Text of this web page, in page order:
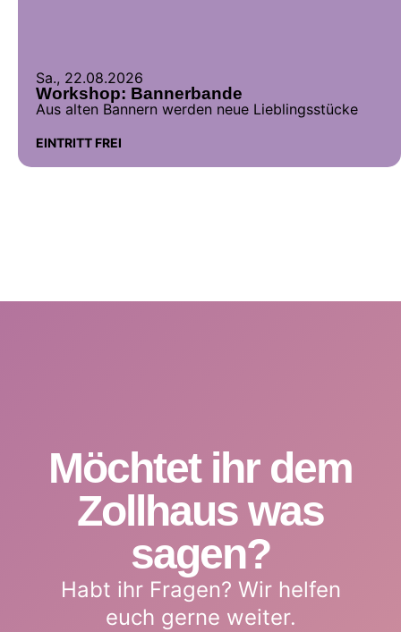
Sa., 22.08.2026
Workshop: Bannerbande
Aus alten Bannern werden neue Lieblingsstücke
EINTRITT FREI
Möchtet ihr dem
Zollhaus was
sagen?
Habt ihr Fragen? Wir helfen
euch gerne weiter.